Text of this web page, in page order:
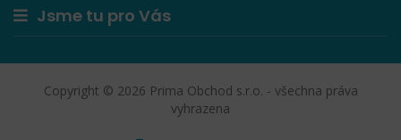
Jsme tu pro Vás
Copyright © 2026 Prima Obchod s.r.o. - všechna práva
vyhrazena